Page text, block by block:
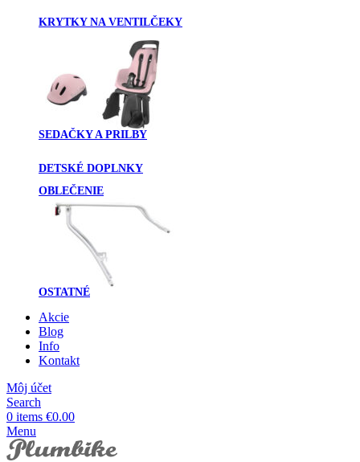
KRYTKY NA VENTILČEKY
SEDAČKY A PRILBY
DETSKÉ DOPLNKY
OBLEČENIE
OSTATNÉ
Akcie
Blog
Info
Kontakt
Môj účet
Search
0 items €0.00
Menu